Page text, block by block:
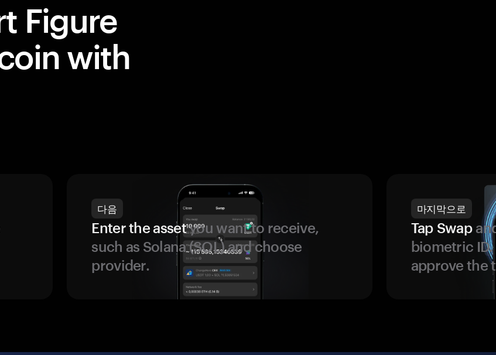
Figure
with
다음
Enter the assetyou want to receive,
such as Solana (SOL) and choose
provider.
마지막으로
Tap Swap
biometric
approve the